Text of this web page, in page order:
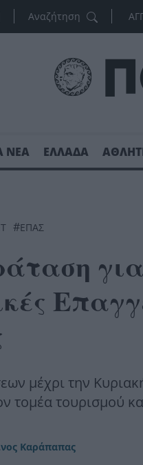
ΝΕΑ ΕΛΛΑΔΑ
#ΕΠΑΣ
για
μέχρι την
τομέα τουρισμού
Καράπαπας